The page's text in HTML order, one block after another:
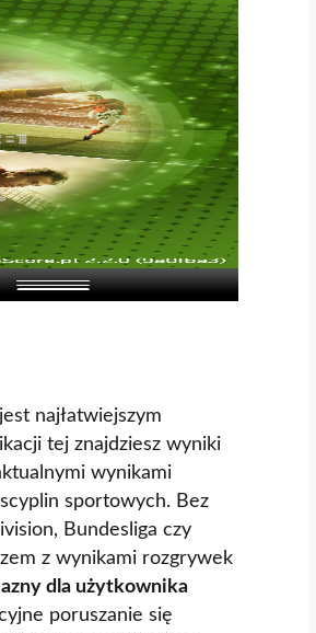
najłatwiejszym
tej znajdziesz wyniki
wynikami
sportowych. Bez
Bundesliga czy
z wynikami rozgrywek
dla użytkownika
poruszanie się